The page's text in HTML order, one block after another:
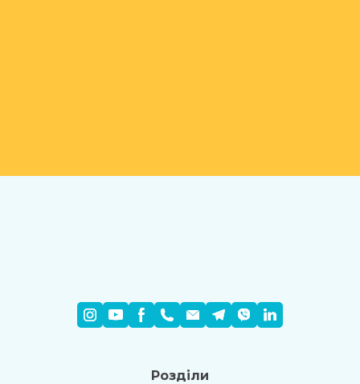
Розділи